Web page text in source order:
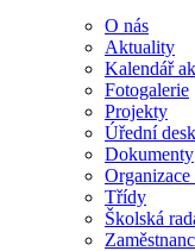
O nás
Aktuality
Kalendář
Fotogalerie
Projekty
Úřední
Dokumenty
Třídy
Školská